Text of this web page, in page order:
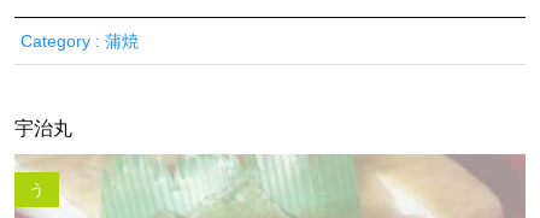
Category : 蒲焼
宇治丸
う